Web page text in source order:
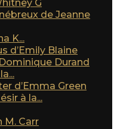
G
de Jeanne
K...
d’Emily Blaine
Durand
d’Emma Green
à la...
M. Carr